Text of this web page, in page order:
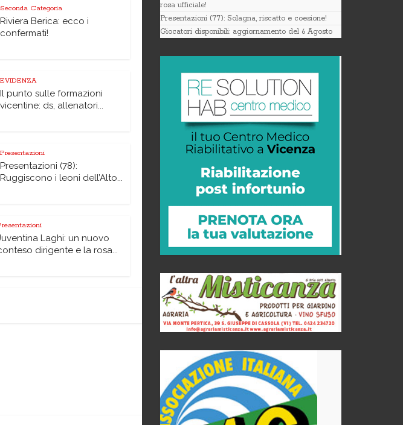
Seconda Categoria
Riviera Berica: ecco i
confermati!
EVIDENZA
Il punto sulle formazioni
vicentine: ds, allenatori...
Presentazioni
Presentazioni (78):
Ruggiscono i leoni dell’Alto...
Laghi: un nuovo
dirigente e la rosa...
rosa ufficiale!
Presentazioni (77): Solagna, riscatto e coesione!
Giocatori disponibili: aggiornamento del 6 Agosto